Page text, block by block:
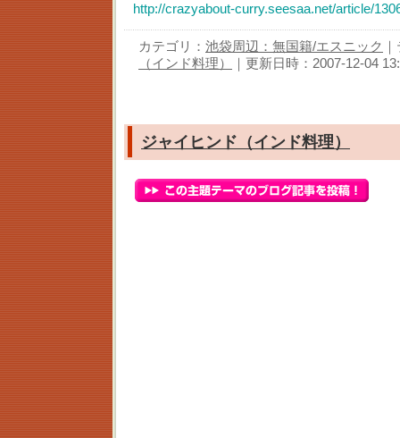
http://crazyabout-curry.seesaa.net/article/
カテゴリ： 池袋周辺：無国籍/エスニック
（インド料理）
｜更新日時：2007-12-04
ジャイヒンド（インド料理）